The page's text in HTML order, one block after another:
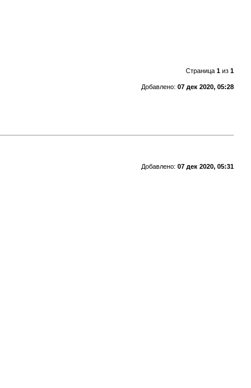
Страница 1из 1
Добавлено: 07 дек 2020, 05:28
Добавлено: 07 дек 2020, 05:31